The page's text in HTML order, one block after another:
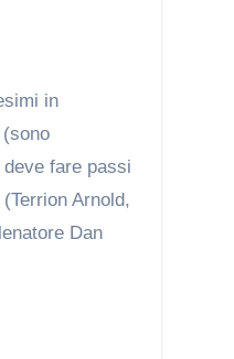
in
fare passi
Arnold,
Dan